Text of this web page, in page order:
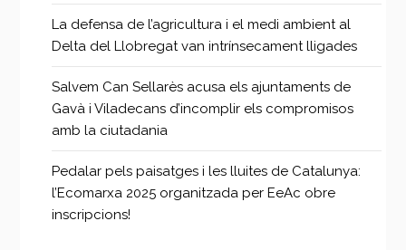
La defensa de l’agricultura i el medi ambient al
Delta del Llobregat van intrínsecament lligades
Salvem Can Sellarès acusa els ajuntaments de
Gavà i Viladecans d’incomplir els compromisos
amb la ciutadania
Pedalar pels paisatges i les lluites de Catalunya:
l’Ecomarxa 2025 organitzada per EeAc obre
inscripcions!